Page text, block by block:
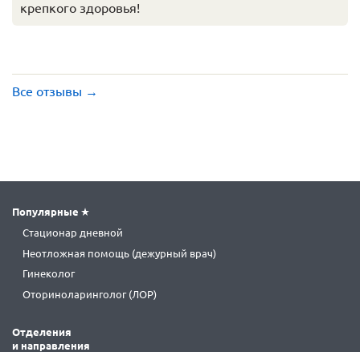
крепкого здоровья!
Все отзывы →
Популярные
Стационар дневной
Неотложная помощь (дежурный врач)
Гинеколог
Оториноларинголог (ЛОР)
Отделения
и направления